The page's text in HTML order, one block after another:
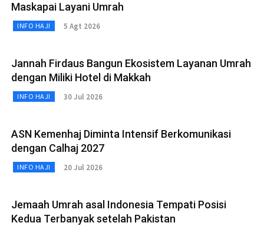
Maskapai Layani Umrah
INFO HAJI 5 Agt 2026
Jannah Firdaus Bangun Ekosistem Layanan Umrah
dengan Miliki Hotel di Makkah
INFO HAJI 30 Jul 2026
ASN Kemenhaj Diminta Intensif Berkomunikasi
dengan Calhaj 2027
INFO HAJI 20 Jul 2026
Jemaah Umrah asal Indonesia Tempati Posisi
Kedua Terbanyak setelah Pakistan